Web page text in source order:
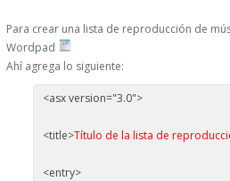
Para crear una lista de reproducción de
Wordpad
Ahí agrega lo siguiente:
<asx version="3.0">
<title>Título de la lista de
<entry>